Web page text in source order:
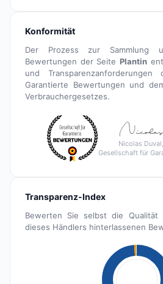
Konformität
Der Prozess zur Sammlung
Bewertungen der Seite Plantin
und
Garantierte Bewertungen und
Verbrauchergesetzes.
Nicolas
Gesellschaft für
Transparenz-Index
Bewerten Sie selbst die
dieses Händlers hinterlassenen